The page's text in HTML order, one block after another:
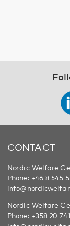
CONTACT
Nordic Welfare
Phone: +46 8 545
Nordic Welfare
Phone: +358 20